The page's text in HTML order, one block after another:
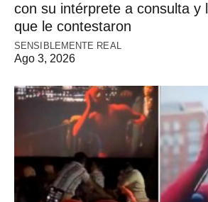
con su intérprete a consulta y
que le contestaron
SENSIBLEMENTE REAL
Ago 3, 2026